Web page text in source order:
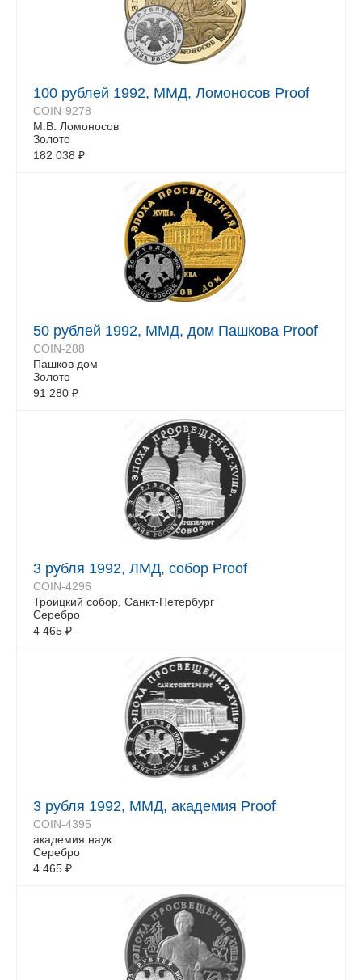
100 рублей 1992, ММД, Ломоносов Proof
COIN-9278
М.В. Ломоносов
Золото
182 038 ₽
50 рублей 1992, ММД, дом Пашкова Proof
COIN-288
Пашков дом
Золото
91 280 ₽
3 рубля 1992, ЛМД, собор Proof
COIN-4296
Троицкий собор, Санкт-Петербург
Серебро
4 465 ₽
3 рубля 1992, ММД, академия Proof
COIN-4395
академия наук
Серебро
4 465 ₽